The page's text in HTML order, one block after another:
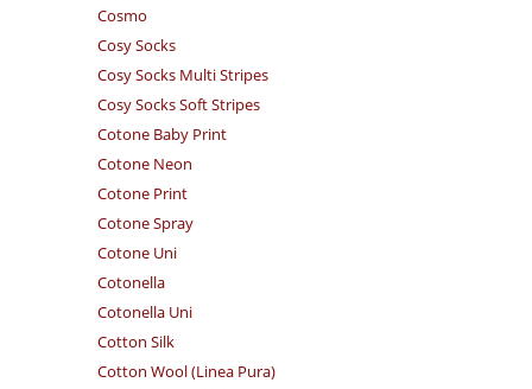
Cosmo
Cosy Socks
Cosy Socks Multi Stripes
Cosy Socks Soft Stripes
Cotone Baby Print
Cotone Neon
Cotone Print
Cotone Spray
Cotone Uni
Cotonella
Cotonella Uni
Cotton Silk
Cotton Wool (Linea Pura)